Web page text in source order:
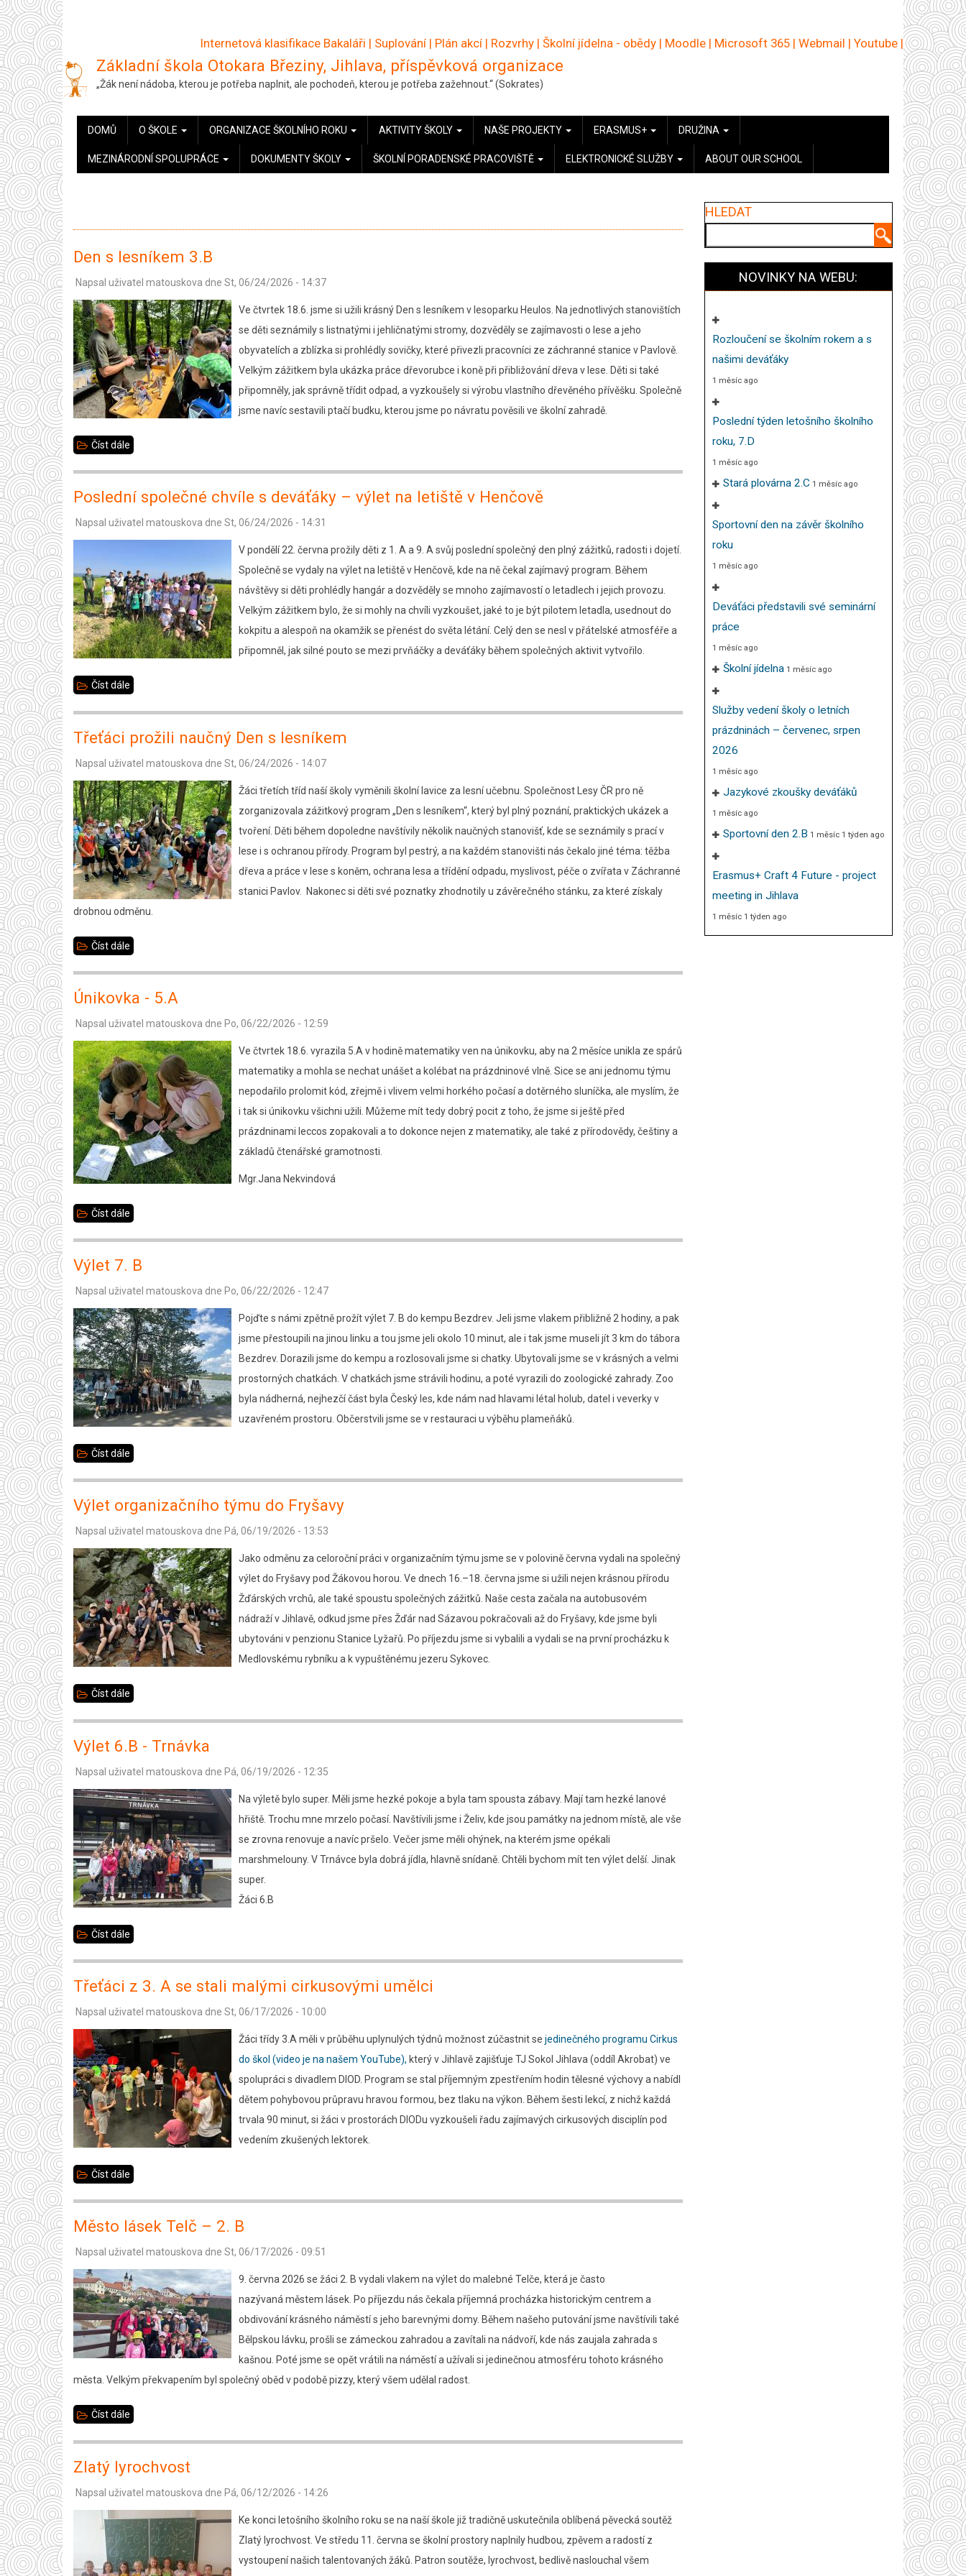
Přejít
k
hlavnímu
obsahu
Internetová klasifikace Bakaláři | Suplování | Plán akcí | Rozvrhy | Školní jídelna - obědy | Moodle | Microsoft 365 | Webmail | Youtube |
Základní škola Otokara Březiny, Jihlava, příspěvková organizace
„Žák není nádoba, kterou je potřeba naplnit, ale pochodeň, kterou je potřeba zažehnout.“ (Sokrates)
HLAVNÍ
NAVIGACE
DOMŮ O ŠKOLE ORGANIZACE ŠKOLNÍHO ROKU AKTIVITY ŠKOLY NAŠE PROJEKTY ERASMUS+ DRUŽINA
MEZINÁRODNÍ SPOLUPRÁCE DOKUMENTY ŠKOLY ŠKOLNÍ PORADENSKÉ PRACOVIŠTĚ ELEKTRONICKÉ SLUŽBY ABOUT OUR SCHOOL
Den s lesníkem 3.B
Napsal uživatel matouskova dne St, 06/24/2026 - 14:37
Ve čtvrtek 18.6. jsme si užili krásný Den s lesníkem v lesoparku Heulos. Na jednotlivých stanovištích
se děti seznámily s listnatými i jehličnatými stromy, dozvěděly se zajímavosti o lese a jeho
obyvatelích a zblízka si prohlédly sovičky, které přivezli pracovníci ze záchranné stanice v Pavlově.
Velkým zážitkem byla ukázka práce dřevorubce i koně při přibližování dřeva v lese. Děti si také
připomněly, jak správně třídit odpad, a vyzkoušely si výrobu vlastního dřevěného přívěšku. Společně
jsme navíc sestavili ptačí budku, kterou jsme po návratu pověsili ve školní zahradě.
Číst dále
lesníkem
3.B
Poslední společné chvíle s deváťáky – výlet na letiště v Henčově
Napsal uživatel matouskova dne St, 06/24/2026 - 14:31
V pondělí 22. června prožily děti z 1. A a 9. A svůj poslední společný den plný zážitků, radosti i dojetí.
Společně se vydaly na výlet na letiště v Henčově, kde na ně čekal zajímavý program. Během
návštěvy si děti prohlédly hangár a dozvěděly se mnoho zajímavostí o letadlech i jejich provozu.
Velkým zážitkem bylo, že si mohly na chvíli vyzkoušet, jaké to je být pilotem letadla, usednout do
kokpitu a alespoň na okamžik se přenést do světa létání. Celý den se nesl v přátelské atmosféře a
připomněl, jak silné pouto se mezi prvňáčky a deváťáky během společných aktivit vytvořilo.
Číst dále
chvíle
s
deváťáky
–
výlet
na
letiště
v
Henčově
Třeťáci prožili naučný Den s lesníkem
Napsal uživatel matouskova dne St, 06/24/2026 - 14:07
Žáci třetích tříd naší školy vyměnili školní lavice za lesní učebnu. Společnost Lesy ČR pro ně
zorganizovala zážitkový program „Den s lesníkem“, který byl plný poznání, praktických ukázek a
tvoření. Děti během dopoledne navštívily několik naučných stanovišť, kde se seznámily s prací v
lese i s ochranou přírody. Program byl pestrý, a na každém stanovišti nás čekalo jiné téma: těžba
dřeva a práce v lese s koněm, ochrana lesa a třídění odpadu, myslivost, péče o zvířata v Záchranné
stanici Pavlov. Nakonec si děti své poznatky zhodnotily u závěrečného stánku, za které získaly
drobnou odměnu.
Číst dále
naučný
Den
s
lesníkem
Únikovka - 5.A
Napsal uživatel matouskova dne Po, 06/22/2026 - 12:59
Ve čtvrtek 18.6. vyrazila 5.A v hodině matematiky ven na únikovku, aby na 2 měsíce unikla ze spárů
matematiky a mohla se nechat unášet a kolébat na prázdninové vlně. Sice se ani jednomu týmu
nepodařilo prolomit kód, zřejmě i vlivem velmi horkého počasí a dotěrného sluníčka, ale myslím, že
i tak si únikovku všichni užili. Můžeme mít tedy dobrý pocit z toho, že jsme si ještě před
prázdninami leccos zopakovali a to dokonce nejen z matematiky, ale také z přírodovědy, češtiny a
základů čtenářské gramotnosti.
Mgr.Jana Nekvindová
Číst dále
5.A
Výlet 7. B
Napsal uživatel matouskova dne Po, 06/22/2026 - 12:47
Pojďte s námi zpětně prožít výlet 7. B do kempu Bezdrev. Jeli jsme vlakem přibližně 2 hodiny, a pak
jsme přestoupili na jinou linku a tou jsme jeli okolo 10 minut, ale i tak jsme museli jít 3 km do tábora
Bezdrev. Dorazili jsme do kempu a rozlosovali jsme si chatky. Ubytovali jsme se v krásných a velmi
prostorných chatkách. V chatkách jsme strávili hodinu, a poté vyrazili do zoologické zahrady. Zoo
byla nádherná, nejhezčí část byla Český les, kde nám nad hlavami létal holub, datel i veverky v
uzavřeném prostoru. Občerstvili jsme se v restauraci u výběhu plameňáků.
Číst dále
B
Výlet organizačního týmu do Fryšavy
Napsal uživatel matouskova dne Pá, 06/19/2026 - 13:53
Jako odměnu za celoroční práci v organizačním týmu jsme se v polovině června vydali na společný
výlet do Fryšavy pod Žákovou horou. Ve dnech 16.–18. června jsme si užili nejen krásnou přírodu
Žďárských vrchů, ale také spoustu společných zážitků. Naše cesta začala na autobusovém
nádraží v Jihlavě, odkud jsme přes Žďár nad Sázavou pokračovali až do Fryšavy, kde jsme byli
ubytováni v penzionu Stanice Lyžařů. Po příjezdu jsme si vybalili a vydali se na první procházku k
Medlovskému rybníku a k vypuštěnému jezeru Sykovec.
Číst dále
týmu
do
Fryšavy
Výlet 6.B - Trnávka
Napsal uživatel matouskova dne Pá, 06/19/2026 - 12:35
Na výletě bylo super. Měli jsme hezké pokoje a byla tam spousta zábavy. Mají tam hezké lanové
hřiště. Trochu mne mrzelo počasí. Navštívili jsme i Želiv, kde jsou památky na jednom místě, ale vše
se zrovna renovuje a navíc pršelo. Večer jsme měli ohýnek, na kterém jsme opékali
marshmelouny. V Trnávce byla dobrá jídla, hlavně snídaně. Chtěli bychom mít ten výlet delší. Jinak
super.
Žáci 6.B
Číst dále
-
Trnávka
Třeťáci z 3. A se stali malými cirkusovými umělci
Napsal uživatel matouskova dne St, 06/17/2026 - 10:00
Žáci třídy 3.A měli v průběhu uplynulých týdnů možnost zúčastnit se jedinečného programu Cirkus
do škol (video je na našem YouTube), který v Jihlavě zajišťuje TJ Sokol Jihlava (oddíl Akrobat) ve
spolupráci s divadlem DIOD. Program se stal příjemným zpestřením hodin tělesné výchovy a nabídl
dětem pohybovou průpravu hravou formou, bez tlaku na výkon. Během šesti lekcí, z nichž každá
trvala 90 minut, si žáci v prostorách DIODu vyzkoušeli řadu zajímavých cirkusových disciplín pod
vedením zkušených lektorek.
Číst dále
3.
A
se
stali
malými
cirkusovými
umělci
Město lásek Telč – 2. B
Napsal uživatel matouskova dne St, 06/17/2026 - 09:51
9. června 2026 se žáci 2. B vydali vlakem na výlet do malebné Telče, která je často
nazývaná městem lásek. Po příjezdu nás čekala příjemná procházka historickým centrem a
obdivování krásného náměstí s jeho barevnými domy. Během našeho putování jsme navštívili také
Bělpskou lávku, prošli se zámeckou zahradou a zavítali na nádvoří, kde nás zaujala zahrada s
kašnou. Poté jsme se opět vrátili na náměstí a užívali si jedinečnou atmosféru tohoto krásného
města. Velkým překvapením byl společný oběd v podobě pizzy, který všem udělal radost.
Číst dále
Telč
–
B
Zlatý lyrochvost
Napsal uživatel matouskova dne Pá, 06/12/2026 - 14:26
Ke konci letošního školního roku se na naší škole již tradičně uskutečnila oblíbená pěvecká soutěž
Zlatý lyrochvost. Ve středu 11. června se školní prostory naplnily hudbou, zpěvem a radostí z
vystoupení našich talentovaných žáků. Patron soutěže, lyrochvost, bedlivě naslouchal všem
HLEDAT
NOVINKY NA WEBU:
Rozloučení se školním rokem a s
našimi deváťáky
1 měsíc ago
Poslední týden letošního školního
roku, 7.D
1 měsíc ago
Stará plovárna 2.C 1 měsíc ago
Sportovní den na závěr školního
roku
1 měsíc ago
Deváťáci představili své seminární
práce
1 měsíc ago
Školní jídelna 1 měsíc ago
Služby vedení školy o letních
prázdninách – červenec, srpen
2026
1 měsíc ago
Jazykové zkoušky deváťáků
1 měsíc ago
Sportovní den 2.B 1 měsíc 1 týden ago
Erasmus+ Craft 4 Future - project
meeting in Jihlava
1 měsíc 1 týden ago